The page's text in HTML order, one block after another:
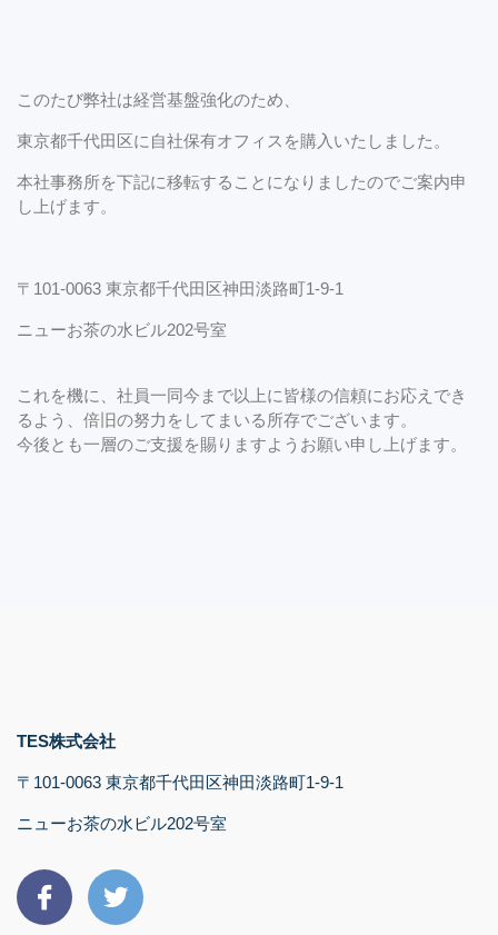
このたび弊社は経営基盤強化のため、
東京都千代田区に自社保有オフィスを購入いたしました。
本社事務所を下記に移転することになりましたのでご案内申
し上げます。
〒101-0063 東京都千代田区神田淡路町1-9-1
ニューお茶の水ビル202号室
これを機に、社員一同今まで以上に皆様の信頼にお応えでき
るよう、倍旧の努力をしてまいる所存でございます。
今後とも一層のご支援を賜りますようお願い申し上げます。
TES株式会社
〒101-0063 東京都千代田区神田淡路町1-9-1
ニューお茶の水ビル202号室